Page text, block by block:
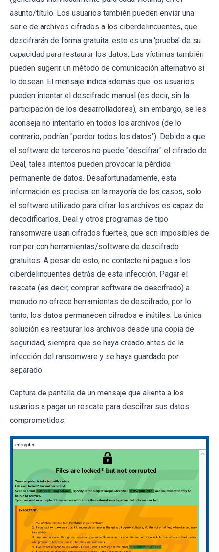
asunto/título. Los usuarios también pueden enviar una
serie de archivos cifrados a los ciberdelincuentes, que
descifrarán de forma gratuita; esto es una 'prueba' de su
capacidad para restaurar los datos. Las víctimas también
pueden sugerir un método de comunicación alternativo si
lo desean. El mensaje indica además que los usuarios
pueden intentar el descifrado manual (es decir, sin la
participación de los desarrolladores), sin embargo, se les
aconseja no intentarlo en todos los archivos (de lo
contrario, podrían "perder todos los datos"). Debido a que
el software de terceros no puede "descifrar" el cifrado de
Deal, tales intentos pueden provocar la pérdida
permanente de datos. Desafortunadamente, esta
información es precisa: en la mayoría de los casos, solo
el software utilizado para cifrar los archivos es capaz de
decodificarlos. Deal y otros programas de tipo
ransomware usan cifrados fuertes, que son imposibles de
romper con herramientas/software de descifrado
gratuitos. A pesar de esto, no contacte ni pague a los
ciberdelincuentes detrás de esta infección. Pagar el
rescate (es decir, comprar software de descifrado) a
menudo no ofrece herramientas de descifrado; por lo
tanto, los datos permanecen cifrados e inútiles. La única
solución es restaurar los archivos desde una copia de
seguridad, siempre que se haya creado antes de la
infección del ransomware y se haya guardado por
separado.
Captura de pantalla de un mensaje que alienta a los
usuarios a pagar un rescate para descifrar sus datos
comprometidos: